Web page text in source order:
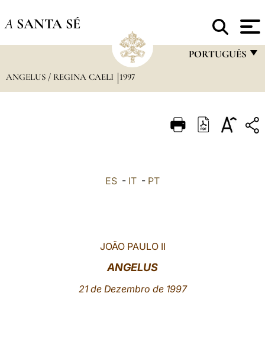
A SANTA SÉ
PORTUGUÊS
ITALIANO
ANGELUS / REGINA CAELI 1997
ES - IT - PT
JOÃO PAULO II
ANGELUS
21 de Dezembro de 1997